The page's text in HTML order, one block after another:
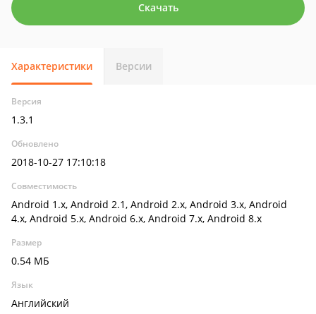
Скачать
Характеристики Версии
Версия
1.3.1
Обновлено
2018-10-27 17:10:18
Совместимость
Android 1.x, Android 2.1, Android 2.x, Android 3.x, Android
4.x, Android 5.x, Android 6.x, Android 7.x, Android 8.x
Размер
0.54 МБ
Язык
Английский